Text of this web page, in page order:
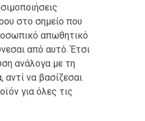
στο σημείο που
απωθητικό
από αυτό. Έτσι
ανάλογα με τη
αντί να βασίζεσαι
για όλες τις